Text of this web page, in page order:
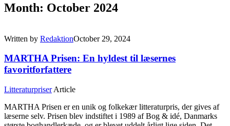
Month: October 2024
Written by RedaktionOctober 29, 2024
MARTHA Prisen: En hyldest til læsernes
favoritforfattere
LitteraturpriserArticle
MARTHA Prisen er en unik og folkekær litteraturpris, der gives af
læserne selv. Prisen blev indstiftet i 1989 af Bog & idé, Danmarks